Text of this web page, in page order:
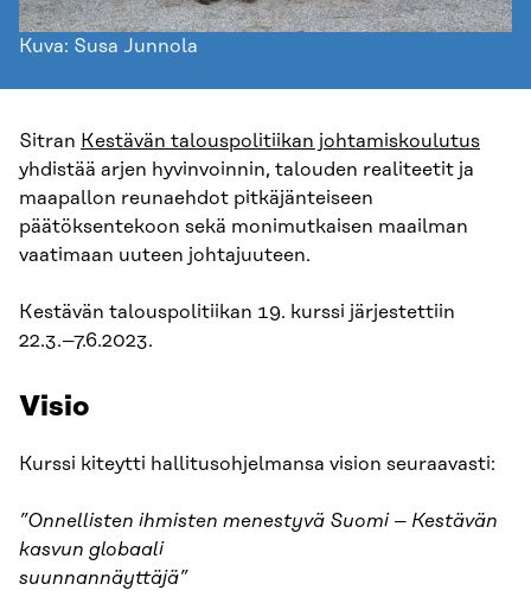
Kuva: Susa Junnola
Sitran Kestävän talouspolitiikan johtamiskoulutus
yhdistää arjen hyvinvoinnin, talouden realiteetit ja
maapallon reunaehdot pitkäjänteiseen
päätöksentekoon sekä monimutkaisen maailman
vaatimaan uuteen johtajuuteen.
Kestävän talouspolitiikan 19. kurssi järjestettiin
22.3.–7.6.2023.
Visio
Kurssi kiteytti hallitusohjelmansa vision seuraavasti:
”Onnellisten ihmisten menestyvä Suomi – Kestävän
kasvun globaali
suunnannäyttäjä”